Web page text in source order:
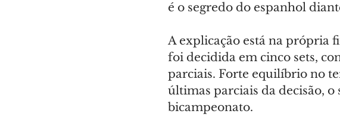
é o segredo do espanhol
A explicação está na própria
foi decidida em cinco sets,
parciais. Forte equilíbrio no
últimas parciais da decisão,
bicampeonato.